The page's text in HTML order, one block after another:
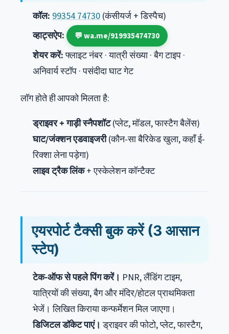
कॉल: 99354 74730 (कंसीयर्ज + डिस्पैच)
व्हाट्सऐप:
💬 wa.me/919935474730
शेयर करें:फ्लाइट नंबर · यात्री संख्या · बैग टाइप ·
अनिवार्य स्टॉप · पसंदीदा घाट गेट
लॉग होते ही आपको मिलता है:
ड्राइवर + गाड़ी स्नैपशॉट(प्लेट, मॉडल, फास्टैग बैलेंस)
घाट/जंक्शन एडवाइजरी(कौन-सा बैरिकेड खुला, कहाँ ई-
रिक्शा लेना पड़ेगा)
लाइव ट्रैक लिंक+ एस्केलेशन कॉन्टैक्ट
एयरपोर्ट टैक्सी बुक करें (3 आसान
स्टेप)
टेक-ऑफ से पहले पिंग करें। PNR, लैंडिंग टाइम,
यात्रियों की संख्या, बैग और मंदिर/होटल प्राथमिकता
भेजें। लिखित किराया कन्फर्मेशन मिल जाएगा।
डिजिटल डॉकेट पाएं। ड्राइवर की फोटो, प्लेट, फास्टैग,